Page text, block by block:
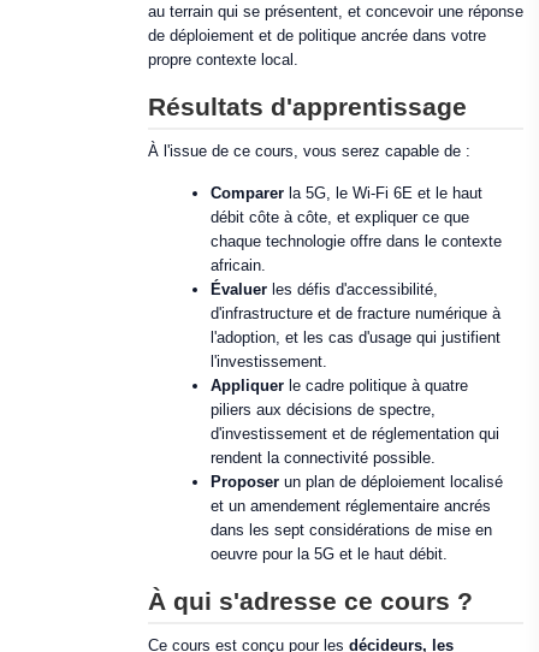
au terrain qui se présentent, et concevoir une réponse
de déploiement et de politique ancrée dans votre
propre contexte local.
Résultats d'apprentissage
À l'issue de ce cours, vous serez capable de :
Comparer la 5G, le Wi-Fi 6E et le haut
débit côte à côte, et expliquer ce que
chaque technologie offre dans le contexte
africain.
Évaluer les défis d'accessibilité,
d'infrastructure et de fracture numérique à
l'adoption, et les cas d'usage qui justifient
l'investissement.
Appliquer le cadre politique à quatre
piliers aux décisions de spectre,
d'investissement et de réglementation qui
rendent la connectivité possible.
Proposer un plan de déploiement localisé
et un amendement réglementaire ancrés
dans les sept considérations de mise en
oeuvre pour la 5G et le haut débit.
À qui s'adresse ce cours ?
Ce cours est conçu pour les décideurs, les